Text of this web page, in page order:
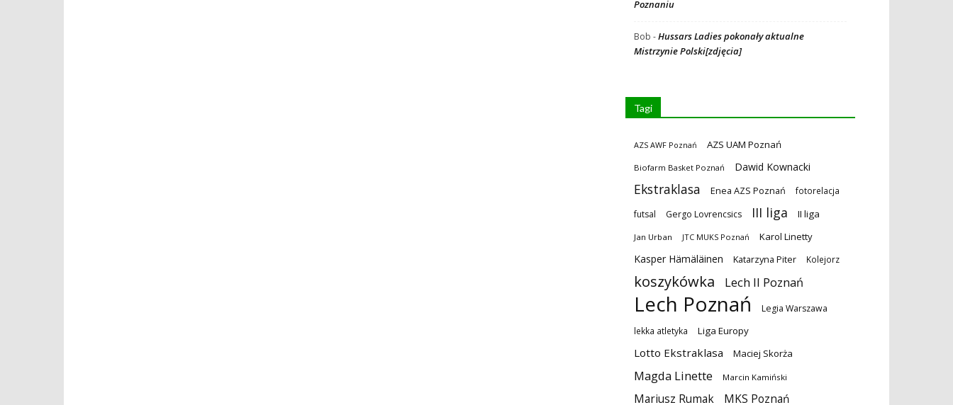
Poznaniu
Bob -Hussars Ladies pokonały aktualne
Mistrzynie Polski[zdjęcia]
Tagi
AZS AWF Poznań AZS UAM Poznań
Biofarm Basket Poznań Dawid Kownacki
Ekstraklasa Enea AZS Poznań fotorelacja
futsal Gergo Lovrencsics III liga II liga
Jan Urban JTC MUKS Poznań Karol Linetty
Kasper Hämäläinen Katarzyna Piter Kolejorz
koszykówka Lech II Poznań
Lech Poznań Legia Warszawa
lekka atletyka Liga Europy
Lotto Ekstraklasa Maciej Skorża
Magda Linette Marcin Kamiński
Mariusz Rumak MKS Poznań